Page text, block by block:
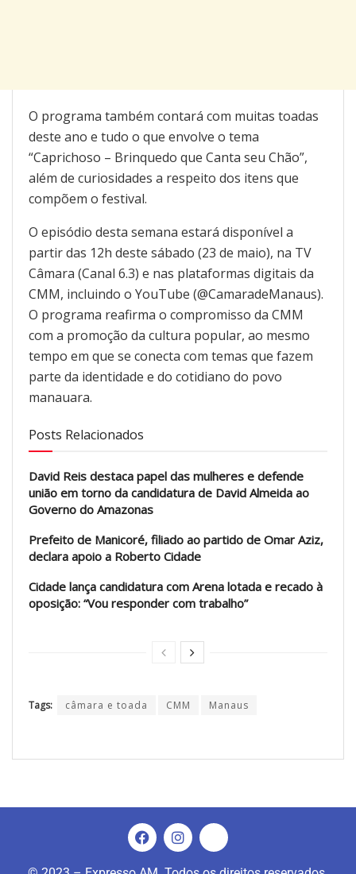
O programa também contará com muitas toadas
deste ano e tudo o que envolve o tema
“Caprichoso – Brinquedo que Canta seu Chão”,
além de curiosidades a respeito dos itens que
compõem o festival.
O episódio desta semana estará disponível a
partir das 12h deste sábado (23 de maio), na TV
Câmara (Canal 6.3) e nas plataformas digitais da
CMM, incluindo o YouTube (@CamaradeManaus).
O programa reafirma o compromisso da CMM
com a promoção da cultura popular, ao mesmo
tempo em que se conecta com temas que fazem
parte da identidade e do cotidiano do povo
manauara.
Posts Relacionados
David Reis destaca papel das mulheres e defende
união em torno da candidatura de David Almeida ao
Governo do Amazonas
Prefeito de Manicoré, filiado ao partido de Omar Aziz,
declara apoio a Roberto Cidade
Cidade lança candidatura com Arena lotada e recado à
oposição: “Vou responder com trabalho”
Tags: câmara e toada CMM Manaus